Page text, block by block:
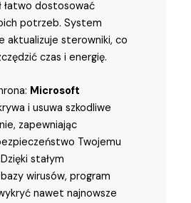
łatwo dostosować
potrzeb. System
aktualizuje sterowniki, co
czas i energię.
Microsoft
i usuwa szkodliwe
zapewniając
Twojemu
stałym
wirusów, program
nawet najnowsze